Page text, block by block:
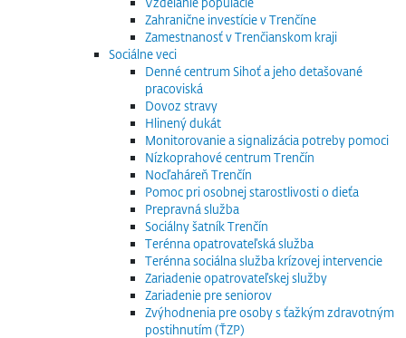
Zahranične investície v Trenčíne
Zamestnanosť v Trenčianskom kraji
Sociálne veci
Denné centrum Sihoť a jeho detašované
pracoviská
Dovoz stravy
Hlinený dukát
Monitorovanie a signalizácia potreby pomoci
Nízkoprahové centrum Trenčín
Nocľaháreň Trenčín
Pomoc pri osobnej starostlivosti o dieťa
Prepravná služba
Sociálny šatník Trenčín
Terénna opatrovateľská služba
Terénna sociálna služba krízovej intervencie
Zariadenie opatrovateľskej služby
Zariadenie pre seniorov
Zvýhodnenia pre osoby s ťažkým zdravotným
postihnutím (ŤZP)